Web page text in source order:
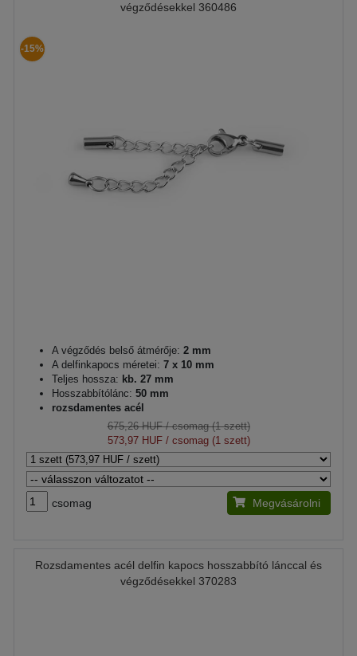
végződésekkel 360486
-15%
A végződés belső átmérője: 2 mm
A delfinkapocs méretei: 7 x 10 mm
Teljes hossza: kb. 27 mm
Hosszabbítólánc: 50 mm
rozsdamentes acél
675,26 HUF/ csomag (1 szett)
573,97 HUF/ csomag (1 szett)
csomag Megvásárolni
Rozsdamentes acél delfin kapocs hosszabbító lánccal és
végződésekkel 370283